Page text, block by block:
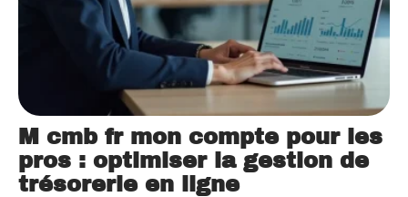
M cmb fr mon compte pour les
pros : optimiser la gestion de
trésorerie en ligne